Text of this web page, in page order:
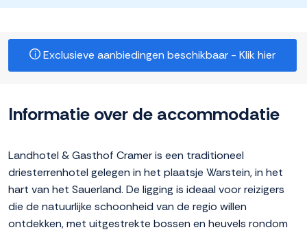
Exclusieve aanbiedingen beschikbaar - Klik hier
Informatie over de accommodatie
Landhotel & Gasthof Cramer is een traditioneel
driesterrenhotel gelegen in het plaatsje Warstein, in het
hart van het Sauerland. De ligging is ideaal voor reizigers
die de natuurlijke schoonheid van de regio willen
ontdekken, met uitgestrekte bossen en heuvels rondom